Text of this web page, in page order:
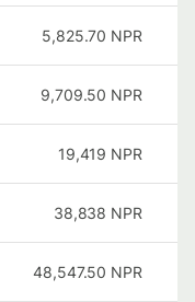
5,825.70 NPR
9,709.50 NPR
19,419 NPR
38,838 NPR
48,547.50 NPR